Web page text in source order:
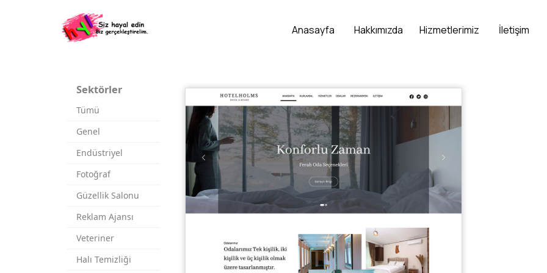
Sektörler
Tümü
Genel
Endüstriyel
Fotoğraf
Güzellik Salonu
Reklam Ajansı
Veteriner
Halı Temizliği
Anasayfa Hakkımızda Hizmetlerimiz İletişim